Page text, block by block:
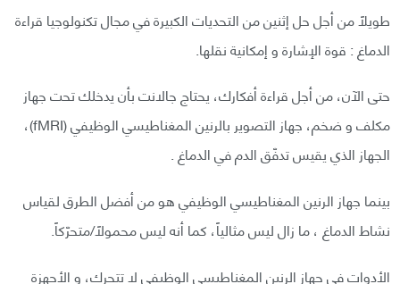
طويلاً من أجل حل إثنين من التحديات الكبيرة في مجال تكنولوجيا قراءة
الدماغ : قوة الإشارة و إمكانية نقلها.
حتى الآن، من أجل قراءة أفكارك، يحتاج جالانت بأن يدخلك تحت جهاز
مكلف و ضخم، جهاز التصوير بالرنين المغناطيسي الوظيفي (fMRI)،
الجهاز الذي يقيس تدفّق الدم في الدماغ .
بينما جهاز الرنين المغناطيسي الوظيفي هو من أفضل الطرق لقياس
نشاط الدماغ ، ما زال ليس مثالياً، كما أنه ليس محمولاً/متحرّكاً.
الأدوات في جهاز الرنين المغناطيسي الوظيفي لا تتحرك، و الأجهزة